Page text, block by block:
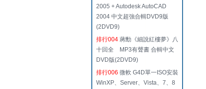
2005 + Autodesk AutoCAD
2004 中文超強合輯DVD9版
(2DVD9)
排行004 蔣勳《細說紅樓夢》八
十回全 MP3有聲書 合輯中文
DVD版(2DVD9)
排行006 微軟 G4D單一ISO安裝
WinXP、Server、Vista、7、8